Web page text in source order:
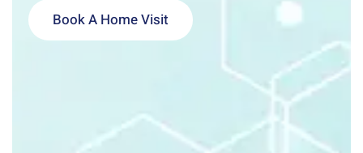
Book A Home Visit